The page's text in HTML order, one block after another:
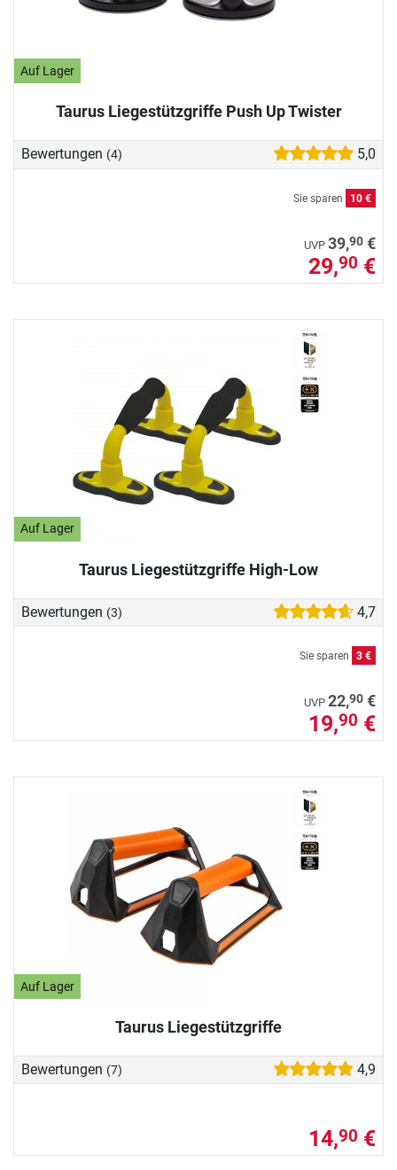
Auf Lager
Taurus Liegestützgriffe Push Up Twister
Bewertungen (4) 5,0
Sie sparen 10 €
UVP 39,90 €
29,90 €
Auf Lager
Taurus Liegestützgriffe High-Low
Bewertungen (3) 4,7
Sie sparen 3 €
UVP 22,90 €
19,90 €
Auf Lager
Taurus Liegestützgriffe
Bewertungen (7) 4,9
14,90 €